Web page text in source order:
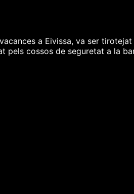
a Eivissa, va ser
pels cossos de seguretat a la